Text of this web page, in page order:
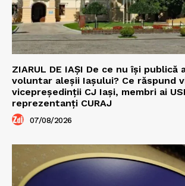
ZIARUL DE IAȘI De ce nu își publică
voluntar aleșii Iașului? Ce răspund
vicepreședinții CJ Iași, membri ai
reprezentanți CURAJ
07/08/2026